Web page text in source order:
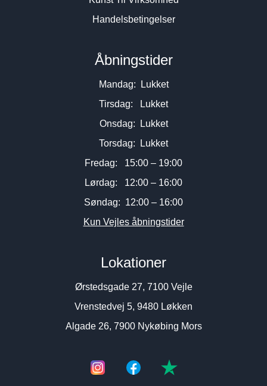
Handelsbetingelser
Åbningstider
Mandag: Lukket
Tirsdag: Lukket
Onsdag: Lukket
Torsdag: Lukket
Fredag: 15:00 – 19:00
Lørdag: 12:00 – 16:00
Søndag: 12:00 – 16:00
Kun Vejles åbningstider
Lokationer
Ørstedsgade 27, 7100 Vejle
Vrenstedvej 5, 9480 Løkken
Algade 26, 7900 Nykøbing Mors